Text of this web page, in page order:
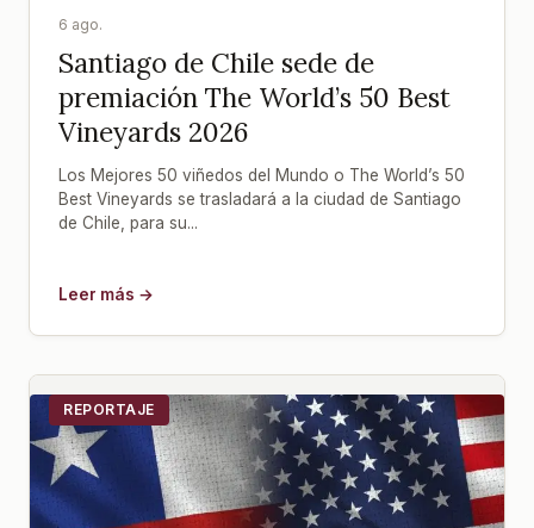
6 ago.
Santiago de Chile sede de
premiación The World’s 50 Best
Vineyards 2026
Los Mejores 50 viñedos del Mundo o The World’s 50
Best Vineyards se trasladará a la ciudad de Santiago
de Chile, para su...
Leer más →
REPORTAJE